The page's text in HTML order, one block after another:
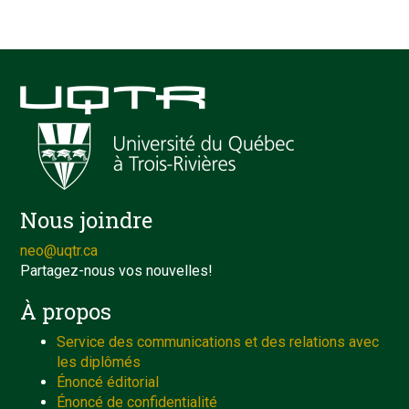
Nous joindre
neo@uqtr.ca
Partagez-nous vos nouvelles!
À propos
Service des communications et des relations avec
les diplômés
Énoncé éditorial
Énoncé de confidentialité